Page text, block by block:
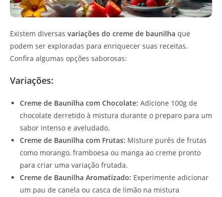
Existem diversas variações do creme de baunilha que
podem ser exploradas para enriquecer suas receitas.
Confira algumas opções saborosas:
Variações:
Creme de Baunilha com Chocolate: Adicione 100g de
chocolate derretido à mistura durante o preparo para um
sabor intenso e aveludado.
Creme de Baunilha com Frutas: Misture purês de frutas
como morango, framboesa ou manga ao creme pronto
para criar uma variação frutada.
Creme de Baunilha Aromatizado: Experimente adicionar
um pau de canela ou casca de limão na mistura